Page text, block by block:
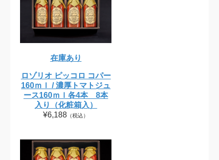
在庫あり
ロゾリオ ピッコロ コパー
160ｍｌ / 濃厚トマトジュ
ース160ｍｌ各4本 8本
入り（化粧箱入）
¥6,188 （税込）